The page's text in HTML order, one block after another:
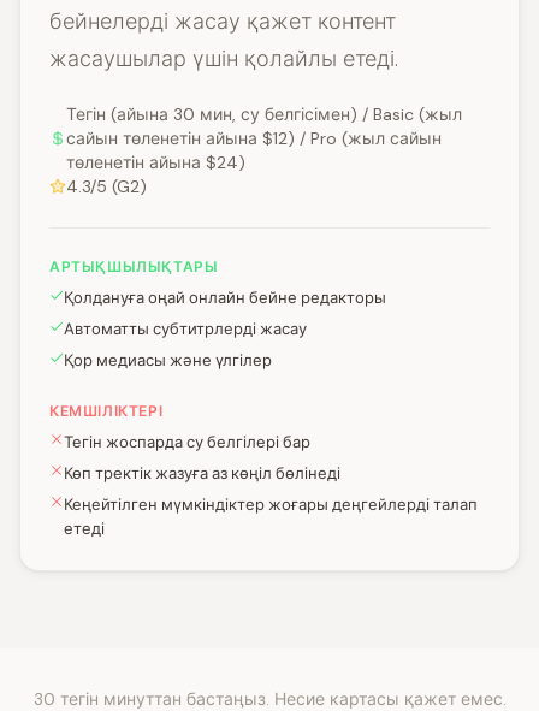
бейнелерді жасау қажет контент
жасаушылар үшін қолайлы етеді.
Тегін (айына 30 мин, су белгісімен) / Basic (жыл
сайын төленетін айына $12) / Pro (жыл сайын
төленетін айына $24)
4.3/5 (G2)
АРТЫҚШЫЛЫҚТАРЫ
Қолдануға оңай онлайн бейне редакторы
Автоматты субтитрлерді жасау
Қор медиасы және үлгілер
КЕМШІЛІКТЕРІ
Тегін жоспарда су белгілері бар
Көп тректік жазуға аз көңіл бөлінеді
Кеңейтілген мүмкіндіктер жоғары деңгейлерді талап
етеді
30 тегін минуттан бастаңыз. Несие картасы қажет емес.